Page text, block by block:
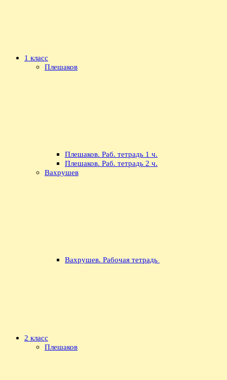
1 класс
Плешаков
Плешаков. Раб. тетрадь 1 ч.
Плешаков. Раб. тетрадь 2 ч.
Вахрушев
Вахрушев. Рабочая тетрадь
2 класс
Плешаков